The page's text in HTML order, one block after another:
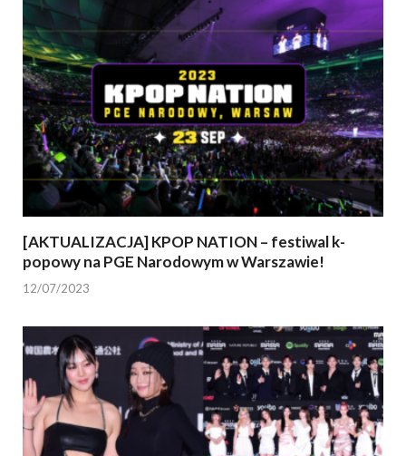
[AKTUALIZACJA] KPOP NATION – festiwal k-
popowy na PGE Narodowym w Warszawie!
12/07/2023